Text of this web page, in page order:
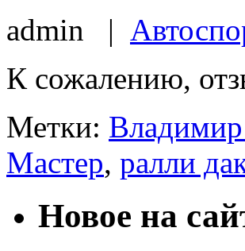
admin |
К сожалению,
Метки:
Мастер, ралли
Новое на